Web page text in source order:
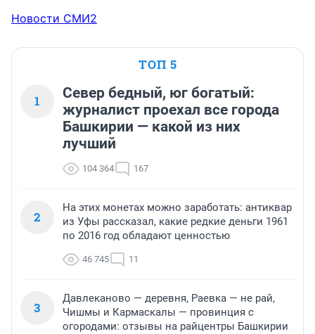
Новости СМИ2
ТОП 5
1
Север бедный, юг богатый:
журналист проехал все города
Башкирии — какой из них
лучший
104 364 167
2
На этих монетах можно заработать: антиквар
из Уфы рассказал, какие редкие деньги 1961
по 2016 год обладают ценностью
46 745 11
3
Давлеканово — деревня, Раевка — не рай,
Чишмы и Кармаскалы — провинция с
огородами: отзывы на райцентры Башкирии